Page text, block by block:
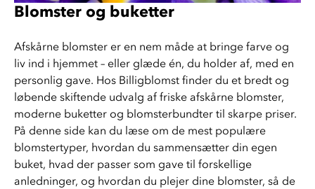
Blomster og buketter
Afskårne blomster er en nem måde at bringe farve og
liv ind i hjemmet – eller glæde én, du holder af, med en
personlig gave. Hos Billigblomst finder du et bredt og
løbende skiftende udvalg af friske afskårne blomster,
moderne buketter og blomsterbundter til skarpe priser.
På denne side kan du læse om de mest populære
blomstertyper, hvordan du sammensætter din egen
buket, hvad der passer som gave til forskellige
anledninger, og hvordan du plejer dine blomster, så de